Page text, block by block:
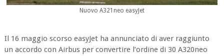
Nuovo A321neo easyJet
Il 16 maggio scorso easyJet ha annunciato di aver raggiunto
un accordo con Airbus per convertire l’ordine di 30 A320neo